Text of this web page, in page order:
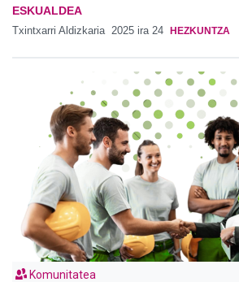
ESKUALDEA
Txintxarri Aldizkaria 2025 ira 24 HEZKUNTZA
Komunitatea